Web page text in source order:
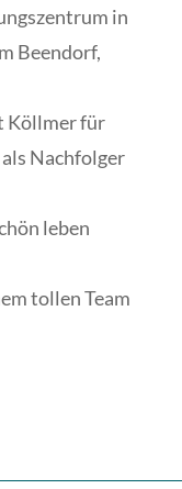
in
Beendorf,
Köllmer für
Nachfolger
leben
tollen Team